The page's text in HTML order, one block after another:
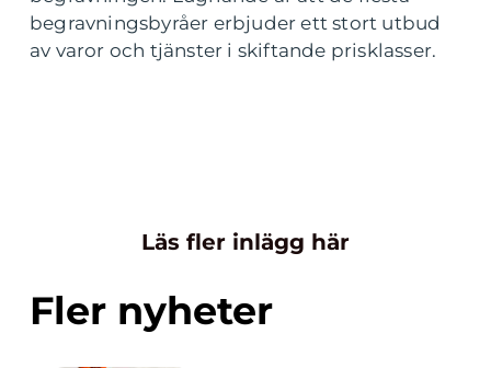
begravningsbyråer erbjuder ett stort utbud
av varor och tjänster i skiftande prisklasser.
Läs fler inlägg här
Fler nyheter